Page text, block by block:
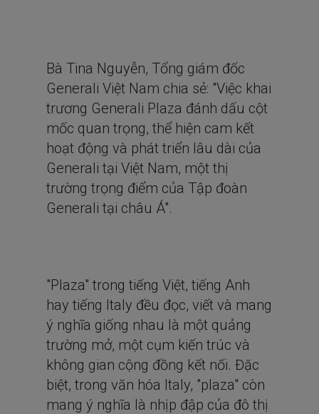
Bà Tina Nguyễn, Tổng giám đốc
Generali Việt Nam chia sẻ: "Việc khai
trương Generali Plaza đánh dấu cột
mốc quan trọng, thể hiện cam kết
hoạt động và phát triển lâu dài của
Generali tại Việt Nam, một thị
trường trọng điểm của Tập đoàn
Generali tại châu Á".
"Plaza" trong tiếng Việt, tiếng Anh
hay tiếng Italy đều đọc, viết và mang
ý nghĩa giống nhau là một quảng
trường mở, một cụm kiến trúc và
không gian cộng đồng kết nối. Đặc
biệt, trong văn hóa Italy, "plaza" còn
mang ý nghĩa là nhịp đập của đô thị